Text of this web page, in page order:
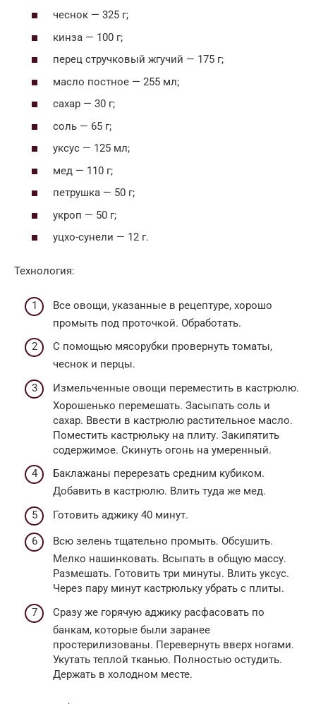
чеснок — 325 г;
кинза — 100 г;
перец стручковый жгучий — 175 г;
масло постное — 255 мл;
сахар — 30 г;
соль — 65 г;
уксус — 125 мл;
мед — 110 г;
петрушка — 50 г;
укроп — 50 г;
уцхо-сунели — 12 г.
Технология:
Все овощи, указанные в рецептуре, хорошо
промыть под проточкой. Обработать.
С помощью мясорубки провернуть томаты,
чеснок и перцы.
Измельченные овощи переместить в кастрюлю.
Хорошенько перемешать. Засыпать соль и
сахар. Ввести в кастрюлю растительное масло.
Поместить кастрюльку на плиту. Закипятить
содержимое. Скинуть огонь на умеренный.
Баклажаны перерезать средним кубиком.
Добавить в кастрюлю. Влить туда же мед.
Готовить аджику 40 минут.
Всю зелень тщательно промыть. Обсушить.
Мелко нашинковать. Всыпать в общую массу.
Размешать. Готовить три минуты. Влить уксус.
Через пару минут кастрюльку убрать с плиты.
Сразу же горячую аджику расфасовать по
банкам, которые были заранее
простерилизованы. Перевернуть вверх ногами.
Укутать теплой тканью. Полностью остудить.
Держать в холодном месте.